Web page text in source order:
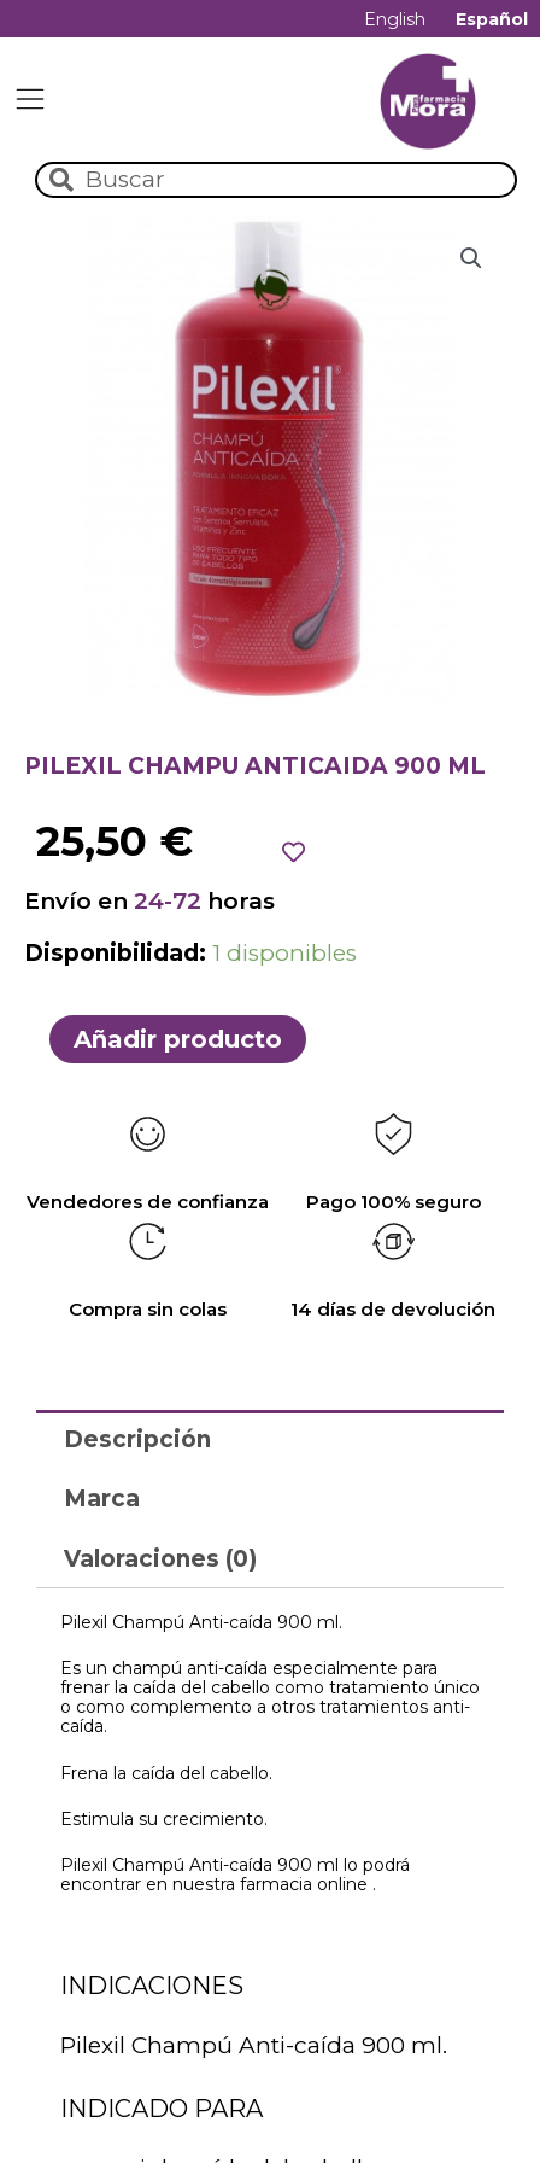
English Español
PILEXIL CHAMPU ANTICAIDA 900 ML
25,50 €
Envío en 24-72 horas
Disponibilidad: 1 disponibles
Añadir producto
Vendedores de confianza Pago 100% seguro
Compra sin colas 14 días de devolución
Descripción
Marca
Valoraciones (0)
Pilexil Champú Anti-caída 900 ml.
Es un champú anti-caída especialmente para
frenar la caída del cabello como tratamiento único
o como complemento a otros tratamientos anti-
caída.
Frena la caída del cabello.
Estimula su crecimiento.
Pilexil Champú Anti-caída 900 ml lo podrá
encontrar en nuestra farmacia online .
INDICACIONES
Pilexil Champú Anti-caída 900 ml.
INDICADO PARA